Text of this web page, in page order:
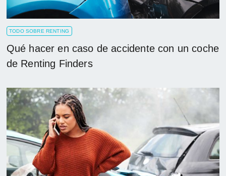
TODO SOBRE RENTING
Qué hacer en caso de accidente con un coche
de Renting Finders